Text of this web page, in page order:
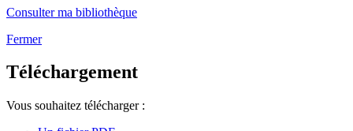
Consulter ma bibliothèque
Fermer
Téléchargement
Vous souhaitez télécharger :